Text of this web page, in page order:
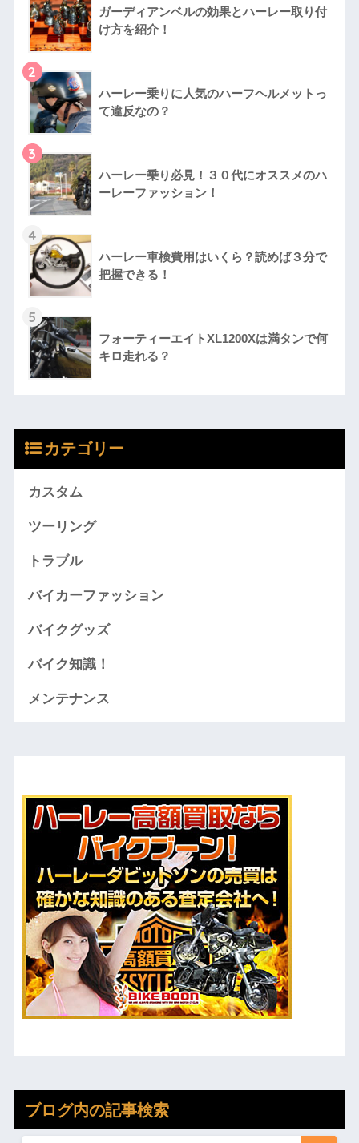
ガーディアンベルの効果とハーレー取り付
け方を紹介！
2
ハーレー乗りに人気のハーフヘルメットっ
て違反なの？
3
ハーレー乗り必見！３０代にオススメのハ
ーレーファッション！
4
ハーレー車検費用はいくら？読めば３分で
把握できる！
5
フォーティーエイトXL1200Xは満タンで何
キロ走れる？
カテゴリー
カスタム
ツーリング
トラブル
バイカーファッション
バイクグッズ
バイク知識！
メンテナンス
ブログ内の記事検索